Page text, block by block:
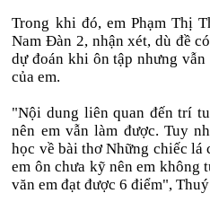
Trong khi đó, em Phạm Thị
Nam Đàn 2, nhận xét, dù đề
dự đoán khi ôn tập nhưng
của em.
"Nội dung liên quan đến trí
nên em vẫn làm được. Tuy
học về bài thơ Những chiếc
em ôn chưa kỹ nên em không
văn em đạt được 6 điểm",